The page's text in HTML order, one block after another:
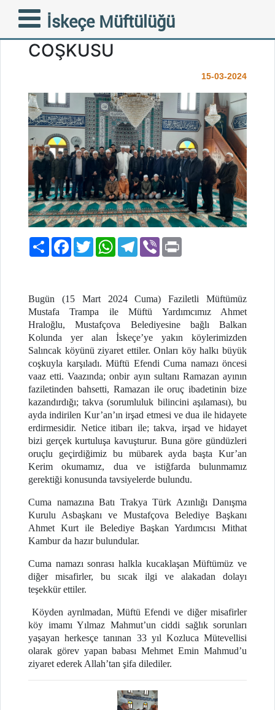
İskeçe Müftülüğü
ŞİRİN KÖYLERİMİZDEN
SALINCAK’TA CUMA
COŞKUSU
15-03-2024
PaylaşFacebook
TwitterWhatsAppTelegram
Viber
Bugün (15 Mart 2024 Cuma) Faziletli Müftümüz
Mustafa Trampa ile Müftü Yardımcımız Ahmet
Hraloğlu, Mustafçova Belediyesine bağlı Balkan
Kolunda yer alan İskeçe’ye yakın köylerimizden
Salıncak köyünü ziyaret ettiler. Onları köy halkı büyük
coşkuyla karşıladı. Müftü Efendi Cuma namazı öncesi
vaaz etti. Vaazında; onbir ayın sultanı Ramazan ayının
faziletinden bahsetti, Ramazan ile oruç ibadetinin bize
kazandırdığı; takva (sorumluluk bilincini aşılaması), bu
ayda indirilen Kur’an’ın irşad etmesi ve dua ile hidayete
erdirmesidir. Netice itibarı ile; takva, irşad ve hidayet
bizi gerçek kurtuluşa kavuşturur. Buna göre gündüzleri
oruçlu geçirdiğimiz bu mübarek ayda başta Kur’an
Kerim okumamız, dua ve istiğfarda bulunmamız
gerektiği konusunda tavsiyelerde bulundu.
Cuma namazına Batı Trakya Türk Azınlığı Danışma
Kurulu Asbaşkanı ve Mustafçova Belediye Başkanı
Ahmet Kurt ile Belediye Başkan Yardımcısı Mithat
Kambur da hazır bulundular.
Cuma namazı sonrası halkla kucaklaşan Müftümüz ve
diğer misafirler, bu sıcak ilgi ve alakadan dolayı
teşekkür ettiler.
Köyden ayrılmadan, Müftü Efendi ve diğer misafirler
köy imamı Yılmaz Mahmut’un ciddi sağlık sorunları
yaşayan herkesçe tanınan 33 yıl Kozluca Mütevellisi
olarak görev yapan babası Mehmet Emin Mahmud’u
ziyaret ederek Allah’tan şifa dilediler.